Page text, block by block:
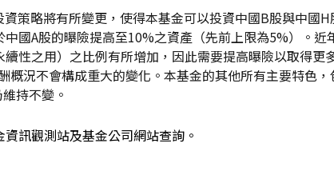
資策略將有所變更，使得本基金可以投資中國B股與中國H
國A股的曝險提高至10%之資產（先前上限為5%）。近
性之用）之比例有所增加，因此需要提高曝險以取得更
概況不會構成重大的變化。本基金的其他所有主要特色
持不變。
訊觀測站及基金公司網站查詢。